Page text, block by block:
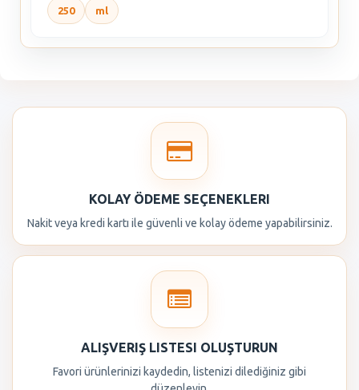
250 ml
KOLAY ÖDEME SEÇENEKLERI
Nakit veya kredi kartı ile güvenli ve kolay ödeme yapabilirsiniz.
ALIŞVERIŞ LISTESI OLUŞTURUN
Favori ürünlerinizi kaydedin, listenizi dilediğiniz gibi